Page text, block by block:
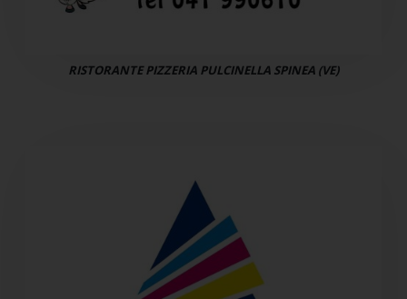
RISTORANTE PIZZERIA PULCINELLA SPINEA (VE)